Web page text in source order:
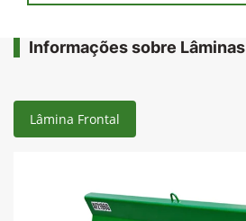
Informações sobre Lâminas
Lâmina Frontal